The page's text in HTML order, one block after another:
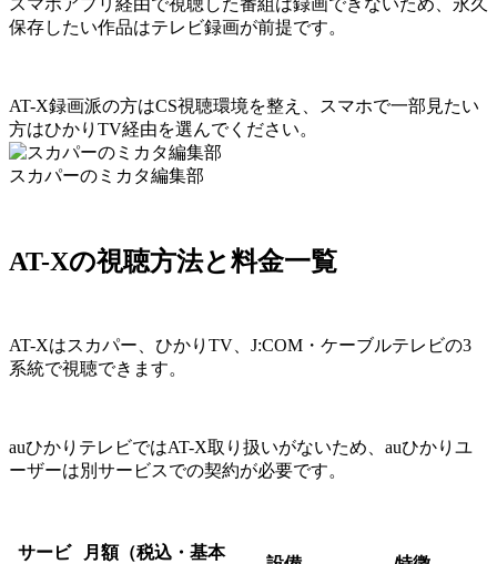
スマホアプリ経由で視聴した番組は録画できないため、永久
保存したい作品はテレビ録画が前提です。
AT-X録画派の方はCS視聴環境を整え、スマホで一部見たい
方はひかりTV経由を選んでください。
スカパーのミカタ編集部
AT-Xの視聴方法と料金一覧
AT-Xはスカパー、ひかりTV、J:COM・ケーブルテレビの3
系統で視聴できます。
auひかりテレビではAT-X取り扱いがないため、auひかりユ
ーザーは別サービスでの契約が必要です。
サービ 月額（税込・基本